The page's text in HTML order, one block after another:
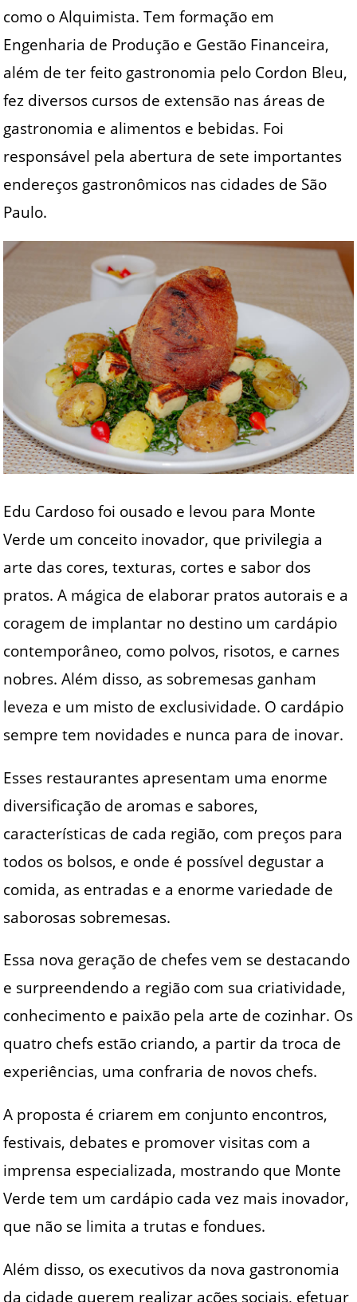
como o Alquimista. Tem formação em
Engenharia de Produção e Gestão Financeira,
além de ter feito gastronomia pelo Cordon Bleu,
fez diversos cursos de extensão nas áreas de
gastronomia e alimentos e bebidas. Foi
responsável pela abertura de sete importantes
endereços gastronômicos nas cidades de São
Paulo.
Edu Cardoso foi ousado e levou para Monte
Verde um conceito inovador, que privilegia a
arte das cores, texturas, cortes e sabor dos
pratos. A mágica de elaborar pratos autorais e a
coragem de implantar no destino um cardápio
contemporâneo, como polvos, risotos, e carnes
nobres. Além disso, as sobremesas ganham
leveza e um misto de exclusividade. O cardápio
sempre tem novidades e nunca para de inovar.
Esses restaurantes apresentam uma enorme
diversificação de aromas e sabores,
características de cada região, com preços para
todos os bolsos, e onde é possível degustar a
comida, as entradas e a enorme variedade de
saborosas sobremesas.
Essa nova geração de chefes vem se destacando
e surpreendendo a região com sua criatividade,
conhecimento e paixão pela arte de cozinhar. Os
quatro chefs estão criando, a partir da troca de
experiências, uma confraria de novos chefs.
A proposta é criarem em conjunto encontros,
festivais, debates e promover visitas com a
imprensa especializada, mostrando que Monte
Verde tem um cardápio cada vez mais inovador,
que não se limita a trutas e fondues.
Além disso, os executivos da nova gastronomia
da cidade querem realizar ações sociais, efetuar